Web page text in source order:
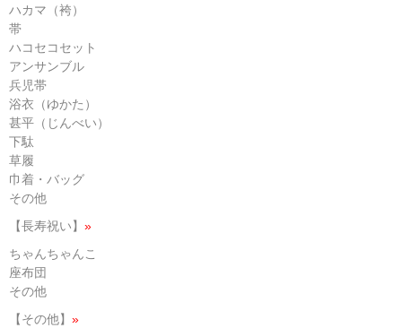
ハカマ（袴）
帯
ハコセコセット
アンサンブル
兵児帯
浴衣（ゆかた）
甚平（じんべい）
下駄
草履
巾着・バッグ
その他
【長寿祝い】 »
ちゃんちゃんこ
座布団
その他
【その他】 »